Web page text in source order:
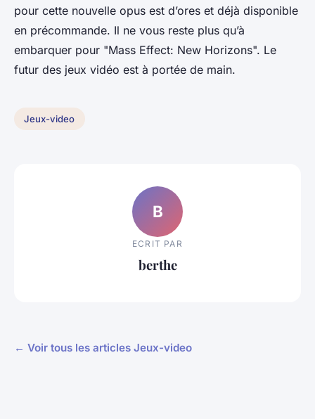
pour cette nouvelle opus est d’ores et déjà disponible
en précommande. Il ne vous reste plus qu’à
embarquer pour "Mass Effect: New Horizons". Le
futur des jeux vidéo est à portée de main.
Jeux-video
B
ECRIT PAR
berthe
← Voir tous les articles Jeux-video